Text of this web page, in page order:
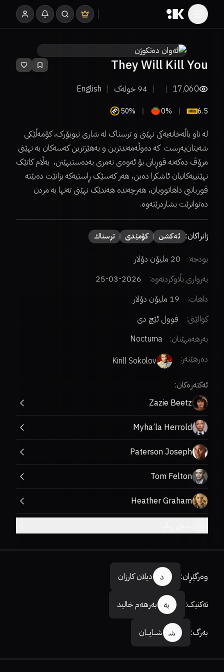
They Will Kill You
17,060
94 خولەک English
6.5
0%
50%
لە ناو باڵەخانەیەکی نهێنی و ترسناک لە شاری نیویۆرک، کۆمەڵێکی
شەیتان‌پەرست کە دەوڵەمەندترین و بەهێزترین کەسەکان بە نهێنی
مرۆڤ دەکەنە قوڕبانی بۆ ئەوەی نەمری بەدەستبهێنن، بەڵام کاتێک
نهێنییەکانیان ئاشکرا دەبن، هەر کەسێک ڕاستیەکە بزانێت دەبێتە
قوربانیی داهاتوویان، هەرچەندە هەندێک نهێنی تەنها بە مردن
دەتوانرێت بشاردرێتەوە.
ژانراکان: ئەكشن كۆمێدی ترسناك
بودجە:
20 ملیۆن دۆلار
بەرواری بڵاوکردنەوە:
2026-03-25
داهات:
19 ملیۆن دۆلار
کوالێتی:
فوول ئێچ دی
بەرهەمهێنان:
Nocturna
دەرهێنەر:
Kirill Sokolov
ئەکتەرەکان:
Zazie Beetz
Myha’la Herrold
Paterson Joseph
Tom Felton
Heather Graham
وەرگێڕان: د دیلان کارزان
تەکنیک: بە بەرهەم خالید
بەرگ: شـ شـــایـــان